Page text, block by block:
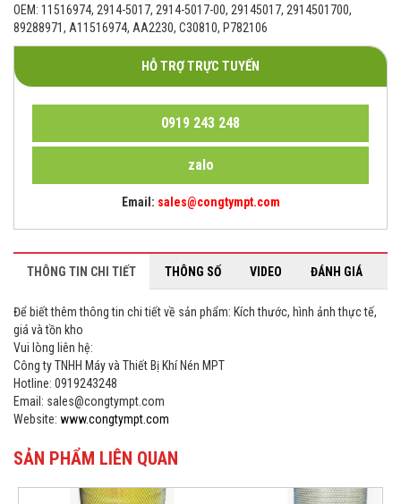
OEM: 11516974, 2914-5017, 2914-5017-00, 29145017, 2914501700,
89288971, A11516974, AA2230, C30810, P782106
HỖ TRỢ TRỰC TUYẾN
0919 243 248
zalo
Email: sales@congtympt.com
THÔNG TIN CHI TIẾT THÔNG SỐ VIDEO ĐÁNH GIÁ
Để biết thêm thông tin chi tiết về sản phẩm: Kích thước, hình ảnh thực tế,
giá và tồn kho
Vui lòng liên hệ:
Công ty TNHH Máy và Thiết Bị Khí Nén MPT
Hotline: 0919243248
Email: sales@congtympt.com
Website: www.congtympt.com
SẢN PHẨM LIÊN QUAN